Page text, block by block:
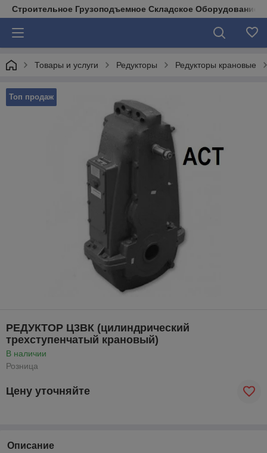
Строительное Грузоподъемное Складское Оборудование
Товары и услуги Редукторы Редукторы крановые
Топ продаж
РЕДУКТОР Ц3ВК (цилиндрический
трехступенчатый крановый)
В наличии
Розница
Цену уточняйте
Описание